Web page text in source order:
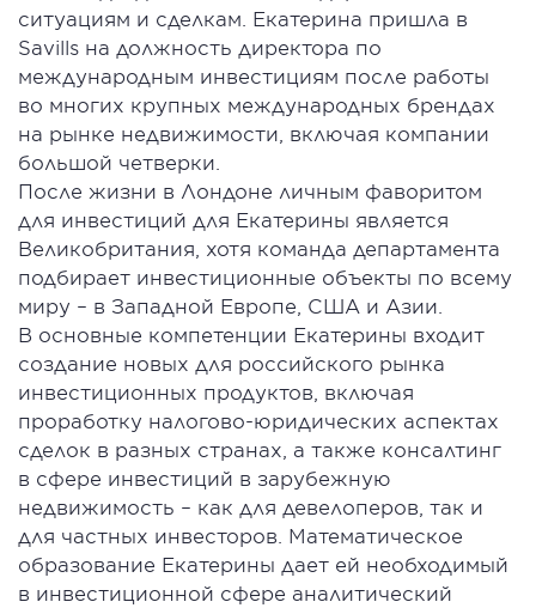
ситуациям и сделкам. Екатерина пришла в
Savills на должность директора по
международным инвестициям после работы
во многих крупных международных брендах
на рынке недвижимости, включая компании
большой четверки.
После жизни в Лондоне личным фаворитом
для инвестиций для Екатерины является
Великобритания, хотя команда департамента
подбирает инвестиционные объекты по всему
миру – в Западной Европе, США и Азии.
В основные компетенции Екатерины входит
создание новых для российского рынка
инвестиционных продуктов, включая
проработку налогово-юридических аспектах
сделок в разных странах, а также консалтинг
в сфере инвестиций в зарубежную
недвижимость – как для девелоперов, так и
для частных инвесторов. Математическое
образование Екатерины дает ей необходимый
в инвестиционной сфере аналитический